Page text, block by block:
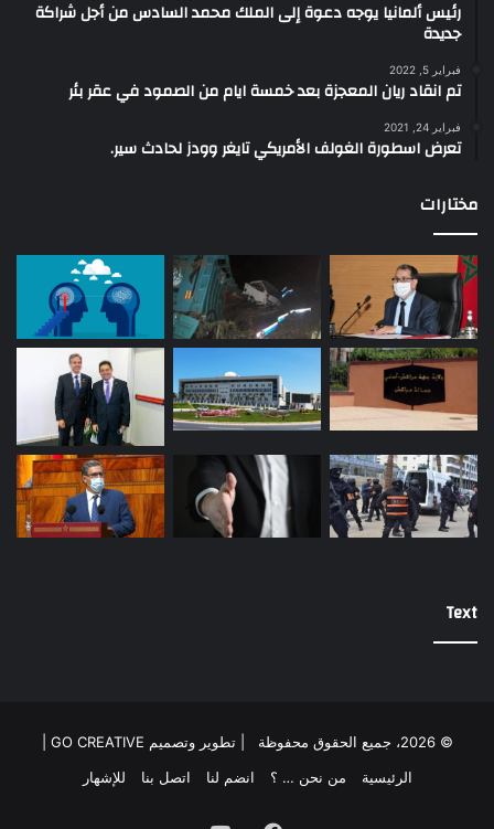
رئيس ألمانيا يوجه دعوة إلى الملك محمد السادس من أجل شراكة
جديدة
فبراير 5, 2022
تم انقاد ريان المعجزة بعد خمسة ايام من الصمود في عقر بئر
فبراير 24, 2021
تعرض اسطورة الغولف الأمريكي تايغر وودز لحادث سير.
مختارات
Text
© 2026، جميع الحقوق محفوظة | تطوير وتصميم GO CREATIVE
الرئيسية
من نحن … ؟ انضم لنا اتصل بنا للإشهار